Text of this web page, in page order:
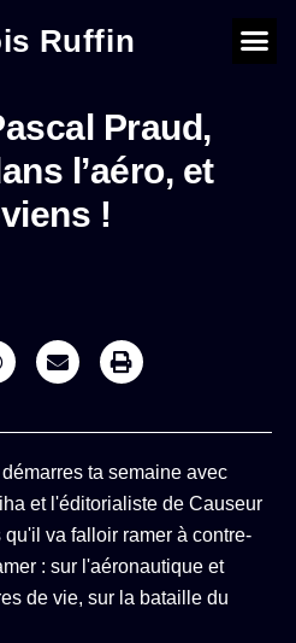
Ruffin
Praud,
l’aéro, et
!
ta semaine avec
et l'éditorialiste de Causeur
va falloir ramer à contre-
: sur l'aéronautique et
de vie, sur la bataille du